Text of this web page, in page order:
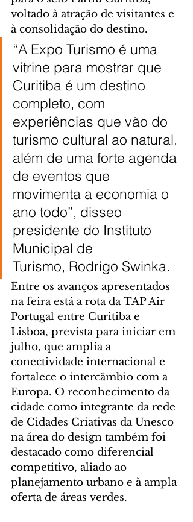
voltado à atração de visitantes e
à consolidação do destino.
“A Expo Turismo é uma
vitrine para mostrar que
Curitiba é um destino
completo, com
experiências que vão do
turismo cultural ao natural,
além de uma forte agenda
de eventos que
movimenta a economia o
ano todo”, disseo
presidente do Instituto
Municipal de
Turismo, Rodrigo Swinka.
Entre os avanços apresentados
na feira está a rota da TAP Air
Portugal entre Curitiba e
Lisboa, prevista para iniciar em
julho, que amplia a
conectividade internacional e
fortalece o intercâmbio com a
Europa. O reconhecimento da
cidade como integrante da rede
de Cidades Criativas da Unesco
na área do design também foi
destacado como diferencial
competitivo, aliado ao
planejamento urbano e à ampla
oferta de áreas verdes.